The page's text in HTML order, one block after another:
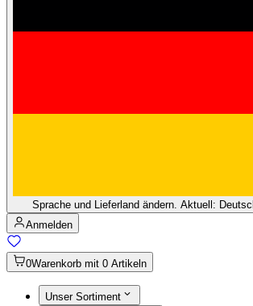
Sprache und Lieferland ändern. Aktuell:
Anmelden
0Warenkorb mit 0 Artikeln
Unser Sortiment